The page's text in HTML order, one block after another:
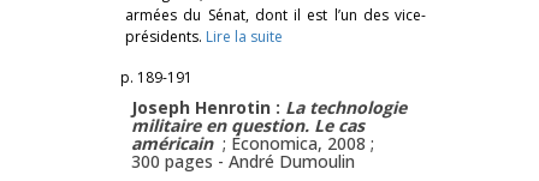
armées du Sénat, dont il est l’un des vice-
présidents. Lire la suite
p. 189-191
Joseph Henrotin : La technologie
militaire en question. Le cas
américain ; Économica, 2008 ;
300 pages - André Dumoulin